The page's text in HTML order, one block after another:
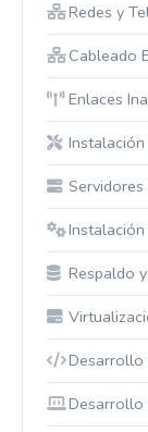
Redes y
Cableado
Enlaces
Instalación
Respaldo
Desarrollo
Desarrollo